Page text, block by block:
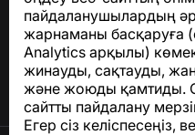
пайдаланушылардың
жарнаманы басқаруға
Analytics арқылы)
жинауды, сақтауды,
және жоюды қамтиды.
сайтты пайдалану
Егер сіз келіспесеңіз,
мақалалар
Жоба туралы
Байланыс